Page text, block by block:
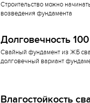
Строительство можно
возведения фундамента
Долговечность
Свайный фундамент из ЖБ
долговечный вариант
Влагостойкость